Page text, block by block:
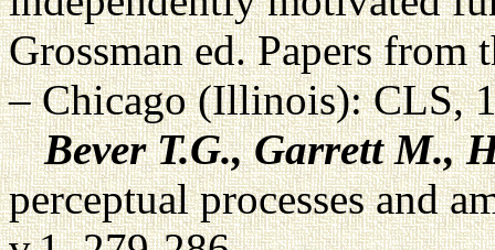
Grossman ed. Papers from
– Chicago (Illinois): CLS,
Bever T.G., Garrett M.,
perceptual processes and